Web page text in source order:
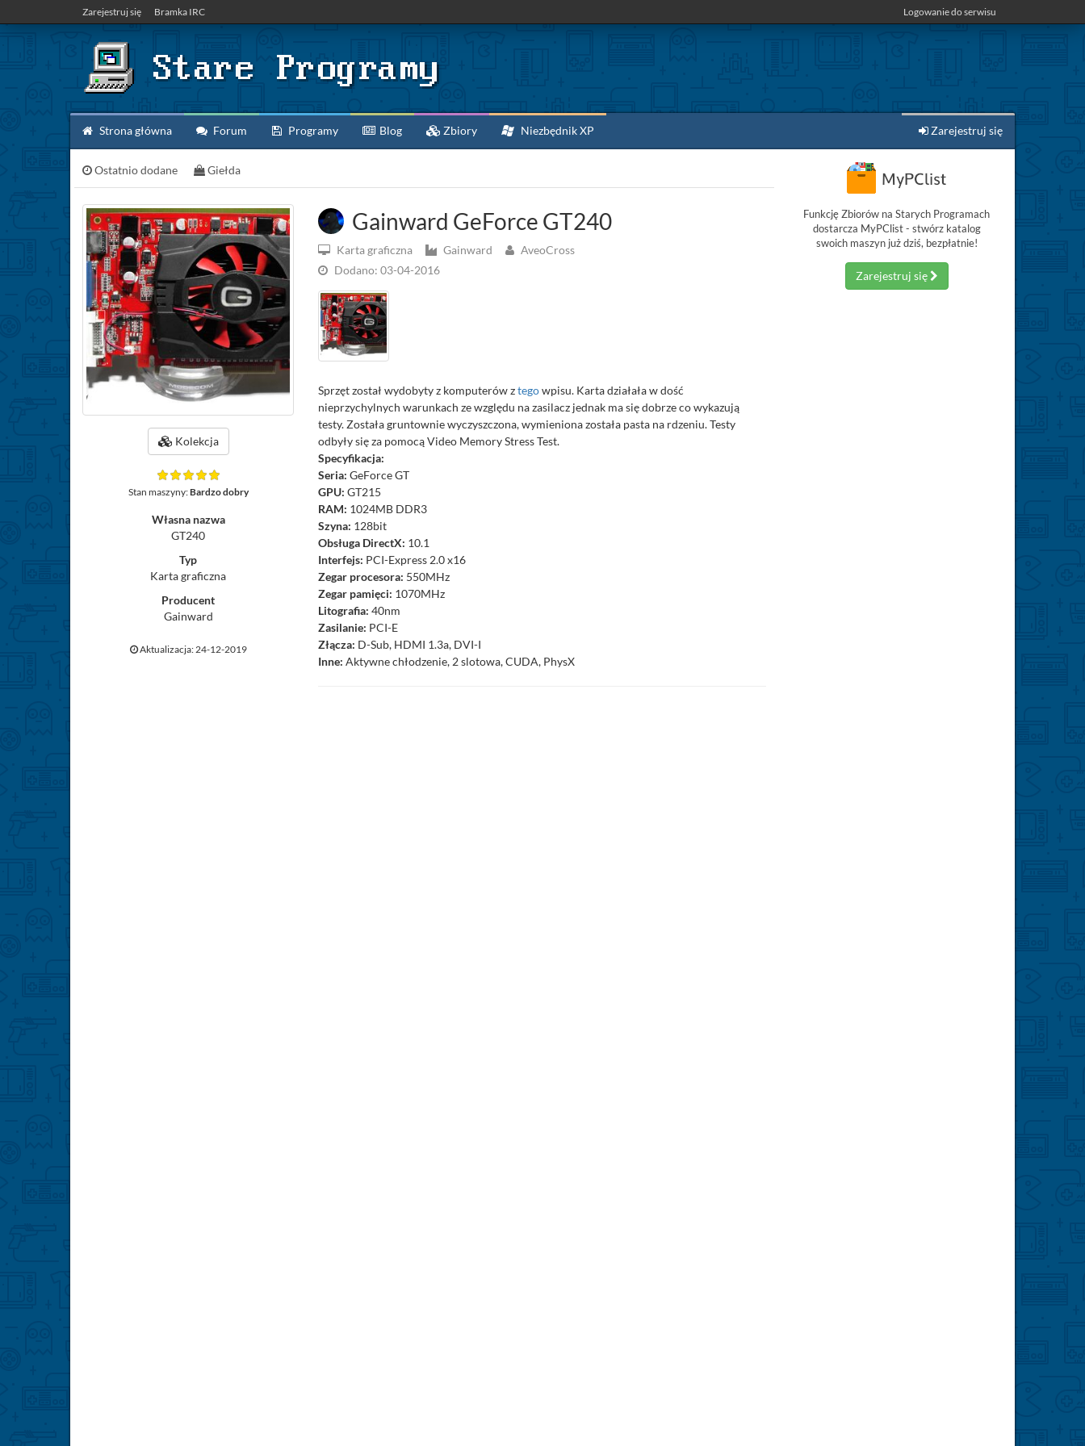
Zarejestruj się Bramka IRC Logowanie do serwisu
Strona główna Forum Programy Blog Zbiory Niezbędnik XP Zarejestruj się
Ostatnio dodane Giełda
Kolekcja
Stan maszyny:Bardzo dobry
Własna nazwa
GT240
Typ
Karta graficzna
Producent
Gainward
Aktualizacja: 24-12-2019
Gainward GeForce GT240
Karta graficzna Gainward
AveoCross
Dodano: 03-04-2016
Sprzęt został wydobyty z komputerów ztegowpisu. Karta działała w dość
nieprzychylnych warunkach ze względu na zasilacz jednak ma się dobrze co wykazują
testy. Została gruntownie wyczyszczona, wymieniona została pasta na rdzeniu. Testy
odbyły się za pomocą Video Memory Stress Test.
Specyfikacja:
Seria: GeForce GT
GPU: GT215
RAM: 1024MB DDR3
Szyna: 128bit
Obsługa DirectX: 10.1
Interfejs: PCI-Express 2.0 x16
Zegar procesora: 550MHz
Zegar pamięci: 1070MHz
Litografia: 40nm
Zasilanie: PCI-E
Złącza: D-Sub, HDMI 1.3a, DVI-I
Inne: Aktywne chłodzenie, 2 slotowa, CUDA, PhysX
Funkcję Zbiorów na Starych Programach
dostarcza MyPClist - stwórz katalog
swoich maszyn już dziś, bezpłatnie!
Zarejestruj się